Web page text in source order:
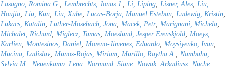
Lasagno, Romina G. ; Lembrechts, Jonas J. ; Li, Liping; Lisner, Ales; Liu,
Houjia; Liu, Kun; Liu, Xuhe; Lucas-Borja, Manuel Esteban; Ludewig, Kristin;
Lukacs, Katalin; Luther-Mosebach, Jona; Macek, Petr; Marignani, Michela;
Michalet, Richard; Miglecz, Tamas; Moeslund, Jesper Erenskjold; Moeys,
Karlien; Montesinos, Daniel; Moreno-Jimenez, Eduardo; Moysiyenko, Ivan;
Mucina, Ladislav; Munoz-Rojas, Miriam; Murillo, Raytha A. ; Nambahu,
Sylvia M. ; Neuenkamp, Lena; Normand, Signe; Nowak, Arkadiusz; Nuche,